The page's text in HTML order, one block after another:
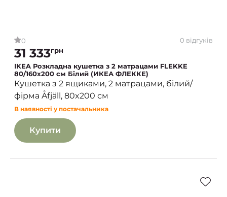
0 0 відгуків
31 333грн
IKEA Розкладна кушетка з 2 матрацами FLEKKE
80/160x200 см Білий (ИКЕА ФЛЕККЕ)
Кушетка з 2 ящиками, 2 матрацами, білий/
фірма Åfjäll, 80x200 см
В наявності у постачальника
Купити